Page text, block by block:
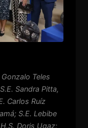
Teles
Sandra Pitta,
Carlos Ruíz
S.E. Lebibe
Doris Ugaz;